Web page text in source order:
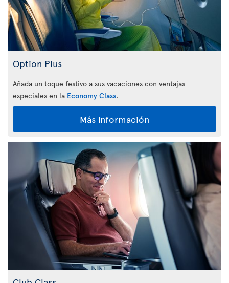
Option Plus
Añada un toque festivo a sus vacaciones con ventajas
especiales en la Economy Class.
Más información